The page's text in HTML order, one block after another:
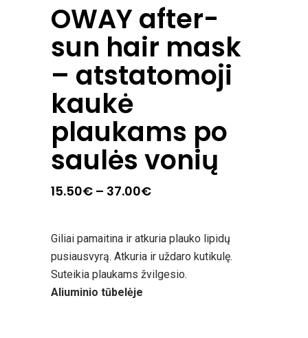
OWAY after-
sun hair mask
– atstatomoji
kaukė
plaukams po
saulės vonių
15.50€ – 37.00€Price
37.00€
Giliai pamaitina ir atkuria plauko lipidų
pusiausvyrą. Atkuria ir uždaro kutikulę.
Suteikia plaukams žvilgesio.
Aliuminio tūbelėje